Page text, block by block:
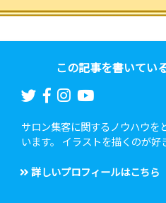
この記事を書いてい
サロン集客に関するノウハウを
います。 イラストを描くのが好
詳しいプロフィールはこちら